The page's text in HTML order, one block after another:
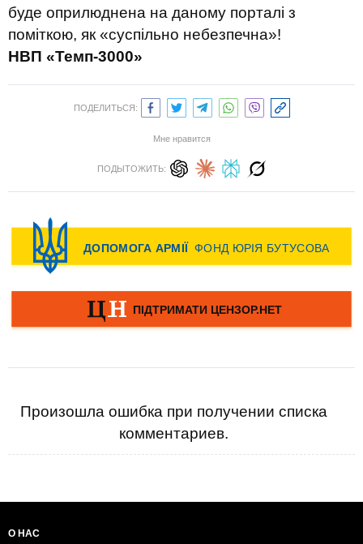
буде оприлюднена на даному порталі з
поміткою, як «суспільно небезпечна»!
НВП «Темп-3000»
ПОДЕЛИТЬСЯ:
Мне нравится
ПОДЫТОЖИТЬ:
Произошла ошибка при получении списка
комментариев.
О НАС